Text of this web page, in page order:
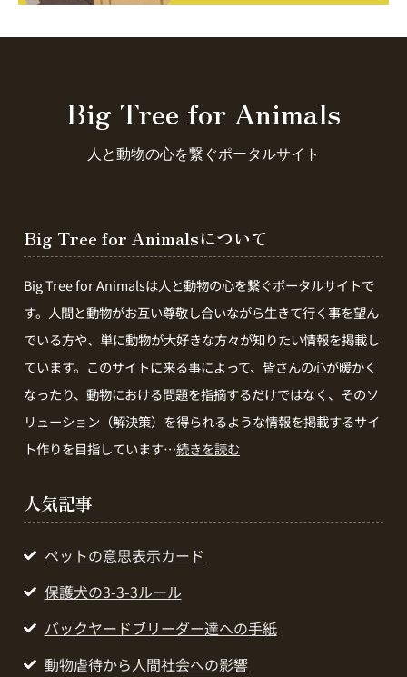
Big Tree for Animals
人と動物の心を繋ぐポータルサイト
Big Tree for Animalsについて
Big Tree for Animalsは人と動物の心を繋ぐポータルサイトで
す。人間と動物がお互い尊敬し合いながら生きて行く事を望ん
でいる方や、単に動物が大好きな方々が知りたい情報を掲載し
ています。このサイトに来る事によって、皆さんの心が暖かく
なったり、動物における問題を指摘するだけではなく、そのソ
リューション（解決策）を得られるような情報を掲載するサイ
ト作りを目指しています…続きを読む
人気記事
ペットの意思表示カード
保護犬の3-3-3ルール
バックヤードブリーダー達への手紙
動物虐待から人間社会への影響